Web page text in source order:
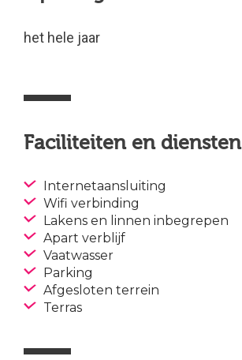
het hele jaar
Faciliteiten en diensten
Internetaansluiting
Wifi verbinding
Lakens en linnen inbegrepen
Apart verblijf
Vaatwasser
Parking
Afgesloten terrein
Terras